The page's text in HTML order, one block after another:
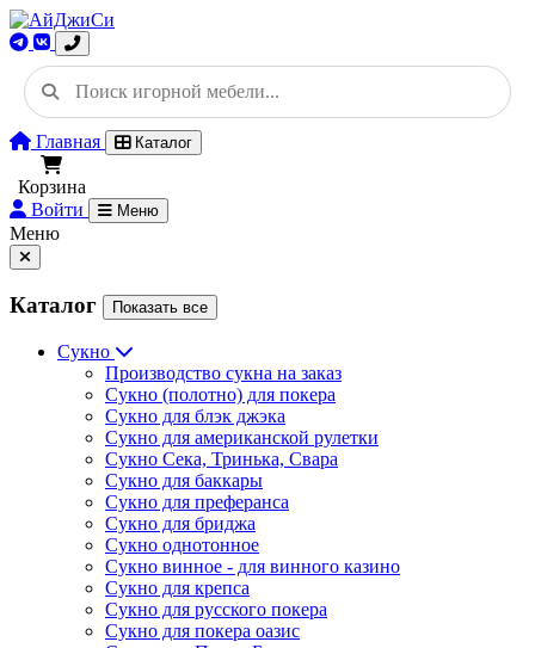
Главная Каталог
Корзина
Войти
Меню
Меню
Каталог Показать все
Сукно
Производство сукна на заказ
Сукно (полотно) для покера
Сукно для блэк джэка
Сукно для американской рулетки
Сукно Сека, Тринька, Свара
Сукно для баккары
Сукно для преферанса
Сукно для бриджа
Сукно однотонное
Сукно винное - для винного казино
Сукно для крепса
Сукно для русского покера
Сукно для покера оазис